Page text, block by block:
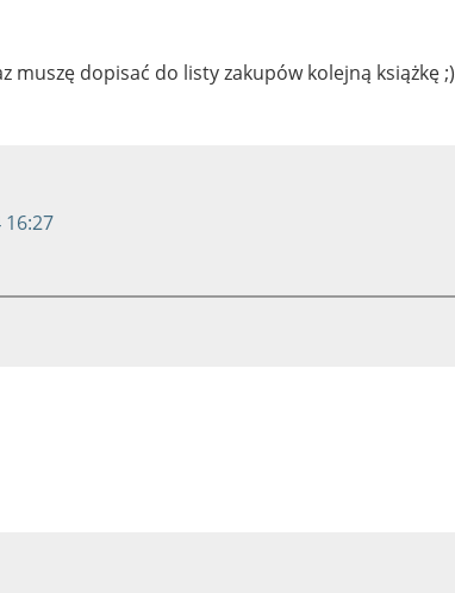
muszę dopisać do listy zakupów kolejną książkę ;)